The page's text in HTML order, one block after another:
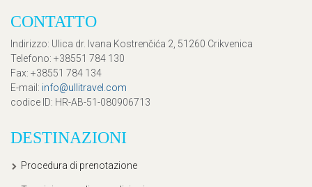
CONTATTO
Indirizzo: Ulica dr. Ivana Kostrenčića 2, 51260 Crikvenica
Telefono: +38551 784 130
Fax: +38551 784 134
E-mail : info@ullitravel.com
codice ID: HR-AB-51-080906713
DESTINAZIONI
Procedura di prenotazione